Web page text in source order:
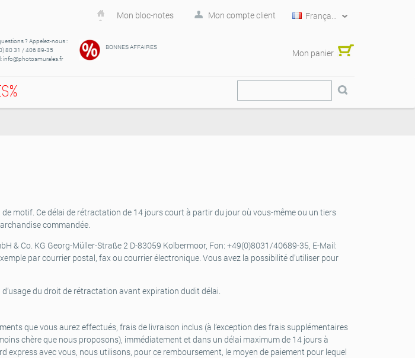
Mon bloc-notes Mon compte client Français
? Appelez-nous :
80 31 / 406 89-35
info@photosmurales.fr
BONNES AFFAIRES
Mon panier
motif. Ce délai de rétractation de 14 jours court à partir du jour où vous-même ou un tiers
commandée.
& Co. KG Georg-Müller-Straße 2 D-83059 Kolbermoor, Fon: +49(0)8031/40689-35, E-Mail:
par courrier postal, fax ou courrier électronique. Vous avez la possibilité d’utiliser pour
du droit de rétractation avant expiration dudit délai.
que vous aurez effectués, frais de livraison inclus (à l’exception des frais supplémentaires
chère que nous proposons), immédiatement et dans un délai maximum de 14 jours à
avec vous, nous utilisons, pour ce remboursement, le moyen de paiement pour lequel